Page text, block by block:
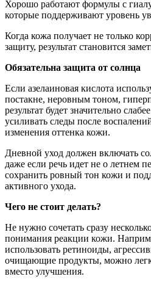
Хорошо работают формулы с
которые поддерживают уровень
Когда кожа получает не только
защиту, результат становится
Обязательна защита от солнца
Если азелаиновая кислота
постакне, неровным тоном,
результат будет значительно
усиливать следы после
изменения оттенка кожи.
Дневной уход должен включать
даже если речь идет не о летнем
сохранить ровный тон кожи и
активного ухода.
Чего не стоит делать?
Не нужно сочетать сразу
понимания реакции кожи.
использовать ретиноиды,
очищающие продукты, можно
вместо улучшения.